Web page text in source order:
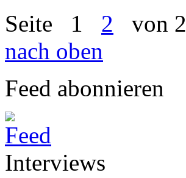
Seite 1 2 von 2
nach oben
Feed abonnieren
Interviews